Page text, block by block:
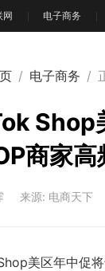
网 电子商务
/ 电子商务 /
Shop
商家
来源: 电商天下
美区年中促